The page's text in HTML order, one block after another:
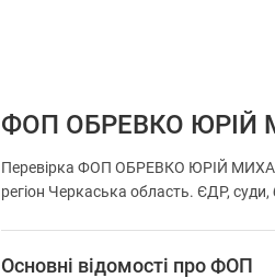
ФОП ОБРЕВКО ЮРІЙ
Перевірка ФОП ОБРЕВКО ЮРІЙ
регіон Черкаська область. ЄДР, суди,
Основні відомості про ФОП